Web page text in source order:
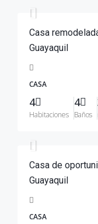
Casa
Guayaquil
CASA
4
Habitaciones
4
Baños
Casa de
Guayaquil
CASA